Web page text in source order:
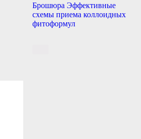
Брошюра Эффективные
схемы приема коллоидных
фитоформул